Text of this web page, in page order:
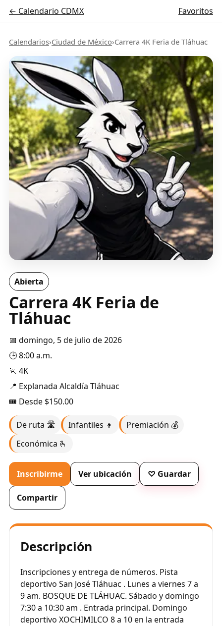
← Calendario CDMX Favoritos
Calendarios›Ciudad de México›Carrera 4K Feria de Tláhuac
Abierta
Carrera 4K Feria de
Tláhuac
📅 domingo, 5 de julio de 2026
🕒 8:00 a.m.
🏃 4K
📍 Explanada Alcaldía Tláhuac
🎟️ Desde $150.00
De ruta 🛣️ Infantiles 👦
Premiación 💰
Económica 🫰
Inscribirme Ver ubicación ♡ Guardar
Compartir
Descripción
Inscripciones y entrega de números. Pista
deportivo San José Tláhuac . Lunes a viernes 7 a
9 am. BOSQUE DE TLÁHUAC. Sábado y domingo
7:30 a 10:30 am . Entrada principal. Domingo
deportivo XOCHIMILCO 8 a 10 en la entrada